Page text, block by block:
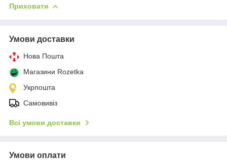
Приховати
Умови доставки
Нова Пошта
Магазини Rozetka
Укрпошта
Самовивіз
Всі умови доставки
Умови оплати